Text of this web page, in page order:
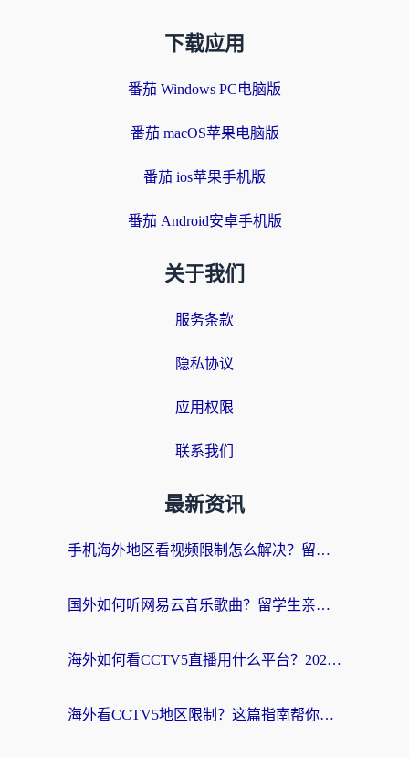
下载应用
番茄 Windows PC电脑版
番茄 macOS苹果电脑版
番茄 ios苹果手机版
番茄 Android安卓手机版
关于我们
服务条款
隐私协议
应用权限
联系我们
最新资讯
手机海外地区看视频限制怎么解决？留学生亲测有效的回国加速器指南
国外如何听网易云音乐歌曲？留学生亲测有效的回国加速方案
海外如何看CCTV5直播用什么平台？2026最新指南：看欧洲杯、中超、奥运不再卡
海外看CCTV5地区限制？这篇指南帮你流畅看欧洲杯、NBA还听中文解说